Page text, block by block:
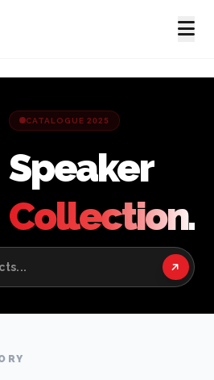
CATALOGUE 2025
Speaker
Collection.